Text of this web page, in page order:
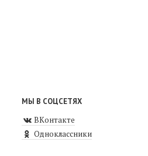
МЫ В СОЦСЕТЯХ
ВКонтакте
Одноклассники